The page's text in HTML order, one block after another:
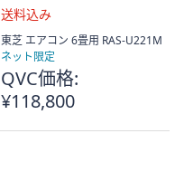
送
料
み
東芝 エアコン 6畳用 RAS-U221M
ネット限定
QVC価格:
¥118,800